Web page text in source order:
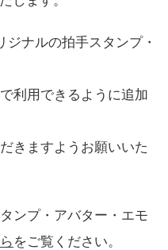
ナルの拍手スタンプ・
利用できるように追加
きますようお願いいた
ンプ・アバター・エモ
をご覧ください。